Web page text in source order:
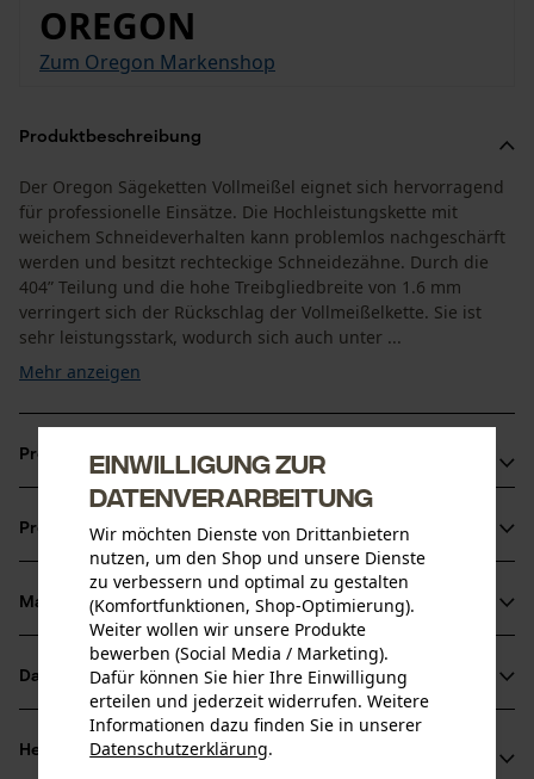
OREGON
Zum Oregon Markenshop
Produktbeschreibung
Der Oregon Sägeketten Vollmeißel eignet sich hervorragend
für professionelle Einsätze. Die Hochleistungskette mit
weichem Schneideverhalten kann problemlos nachgeschärft
werden und besitzt rechteckige Schneidezähne. Durch die
404” Teilung und die hohe Treibgliedbreite von 1.6 mm
verringert sich der Rückschlag der Vollmeißelkette. Sie ist
sehr leistungsstark, wodurch sich auch unter ...
Mehr anzeigen
Produktvorteile
Sägeketten Vollmeißel für reduzierte Vibration der
Schneidegarnitur
Kette mit der höchsten Schnittleistung
Produktinformationen
Produktdetails
Aktivitätstyp
Material & Pflege
Material
Hauptmaterial
Datenblätter
Herstellerdatenblatt (PDF)
Herstellerinformationen
Einwilligung zur
Datenverarbeitung
Wir möchten Dienste von Drittanbietern
nutzen, um den Shop und unsere Dienste
zu verbessern und optimal zu gestalten
(Komfortfunktionen, Shop-Optimierung).
Weiter wollen wir unsere Produkte
bewerben (Social Media / Marketing).
Dafür können Sie hier Ihre Einwilligung
erteilen und jederzeit widerrufen. Weitere
Informationen dazu finden Sie in unserer
Datenschutzerklärung.